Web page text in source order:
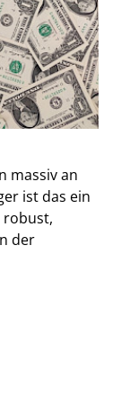
massiv an
ist das ein
robust,
der